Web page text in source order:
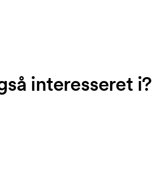
interesseret i?